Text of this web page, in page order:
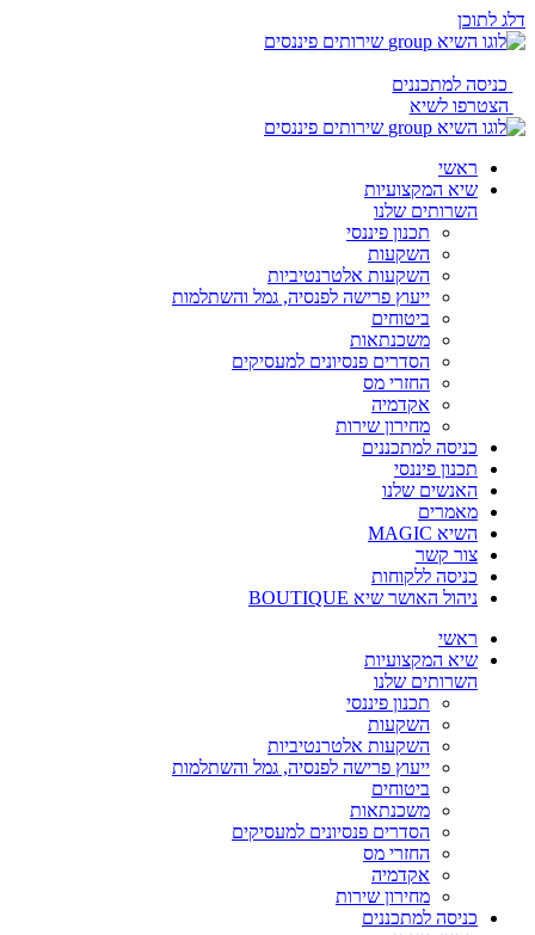
דלג לתוכן
כניסה למתכננים
הצטרפו לשיא
ראשי
שיא המקצועיות
השרותים שלנו
תכנון פיננסי
השקעות
השקעות אלטרנטיביות
ייעוץ פרישה לפנסיה, גמל והשתלמות
ביטוחים
משכנתאות
הסדרים פנסיונים למעסיקים
החזרי מס
אקדמיה
מחירון שירות
כניסה למתכננים
תכנון פיננסי
האנשים שלנו
מאמרים
השיא MAGIC
צור קשר
כניסה ללקוחות
ניהול האושר שיא BOUTIQUE
ראשי
שיא המקצועיות
השרותים שלנו
תכנון פיננסי
השקעות
השקעות אלטרנטיביות
ייעוץ פרישה לפנסיה, גמל והשתלמות
ביטוחים
משכנתאות
הסדרים פנסיונים למעסיקים
החזרי מס
אקדמיה
מחירון שירות
כניסה למתכננים